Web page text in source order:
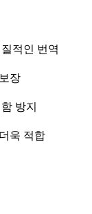
적인 번역
장
방지
욱 적합